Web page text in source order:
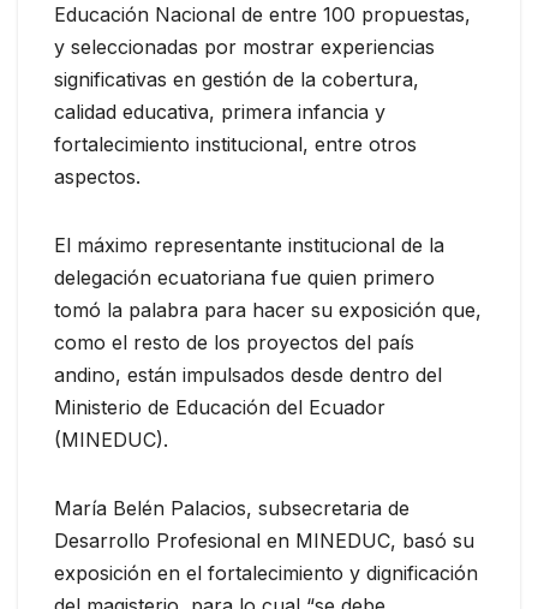
Educación Nacional de entre 100 propuestas,
y seleccionadas por mostrar experiencias
significativas en gestión de la cobertura,
calidad educativa, primera infancia y
fortalecimiento institucional, entre otros
aspectos.
El máximo representante institucional de la
delegación ecuatoriana fue quien primero
tomó la palabra para hacer su exposición que,
como el resto de los proyectos del país
andino, están impulsados desde dentro del
Ministerio de Educación del Ecuador
(MINEDUC).
María Belén Palacios, subsecretaria de
Desarrollo Profesional en MINEDUC, basó su
exposición en el fortalecimiento y dignificación